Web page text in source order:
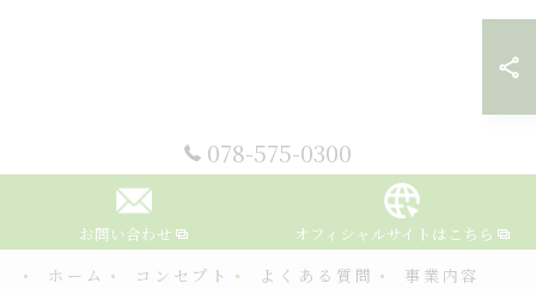
078-575-0300
お問い合わせ
オフィシャルサイトはこちら
ホーム
コンセプト よくある質問 事業内容